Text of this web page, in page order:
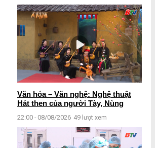
Văn hóa – Văn nghệ: Nghệ thuật
Hát then của người Tày, Nùng
22:00 - 08/08/2026 49 lượt xem